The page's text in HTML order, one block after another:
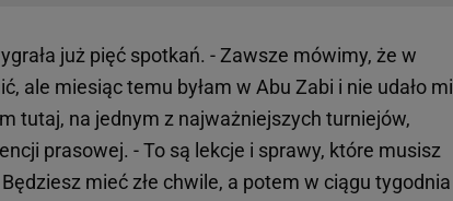
już pięć spotkań. - Zawsze mówimy, że w
ale miesiąc temu byłam w Abu Zabi i nie udało mi
tutaj, na jednym z najważniejszych turniejów,
prasowej. - To są lekcje i sprawy, które musisz
mieć złe chwile, a potem w ciągu tygodnia